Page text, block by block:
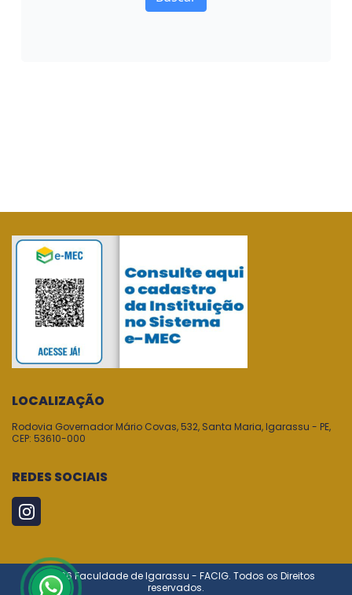
LOCALIZAÇÃO
Rodovia Governador Mário Covas, 532, Santa Maria, Igarassu - PE,
CEP: 53610-000
REDES SOCIAIS
© 2026 Faculdade de Igarassu - FACIG. Todos os Direitos
reservados.